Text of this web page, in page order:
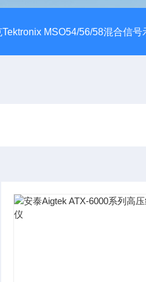
MSO54/56/58混合信号